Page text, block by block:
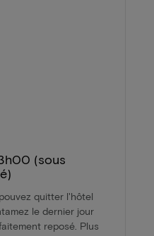
(sous
quitter l'hôtel
le dernier jour
reposé. Plus